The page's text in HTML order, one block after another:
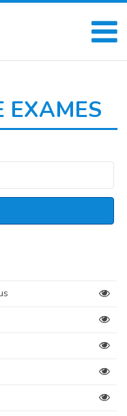
EXAMES